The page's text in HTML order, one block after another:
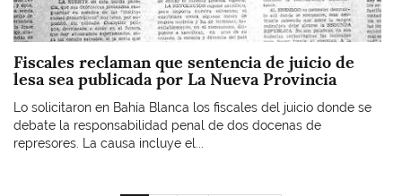
Fiscales reclaman que sentencia de juicio de
lesa sea publicada por La Nueva Provincia
Lo solicitaron en Bahía Blanca los fiscales del juicio donde se
debate la responsabilidad penal de dos docenas de
represores. La causa incluye el...